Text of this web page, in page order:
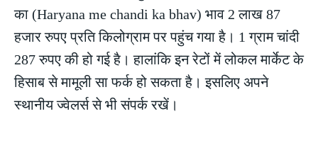
का (Haryana me chandi ka bhav) भाव 2 लाख 87
हजार रुपए प्रति किलोग्राम पर पहुंच गया है। 1 ग्राम चांदी
287 रुपए की हो गई है। हालांकि इन रेटों में लोकल मार्केट के
हिसाब से मामूली सा फर्क हो सकता है। इसलिए अपने
स्थानीय ज्वेलर्स से भी संपर्क रखें।